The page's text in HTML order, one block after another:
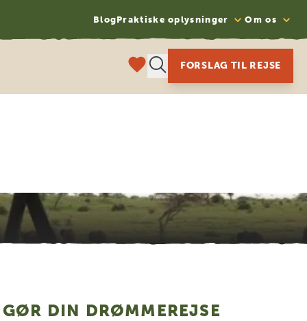
BlogPraktiske oplysninger Om os
FORSLAG TIL REJSE
GØR DIN DRØMMEREJSE